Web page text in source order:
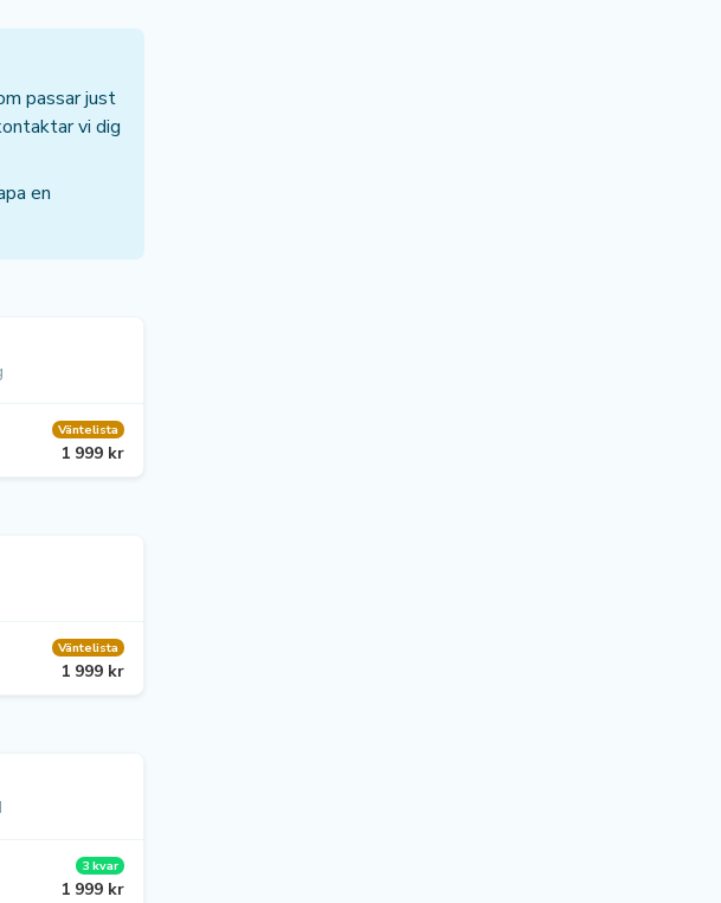
passar just
vi dig
en
Väntelista
1 999 kr
Väntelista
1 999 kr
3 kvar
1 999 kr